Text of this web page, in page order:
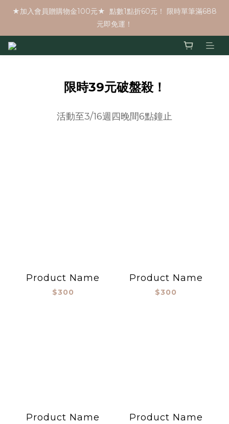
★加入會員贈購物金100元★  點數1點折60元！ 限時單筆滿688
元即免運！
限時39元破盤殺！
活動至3/16週四晚間6點鐘止
Product Name
$300
Product Name
$300
Product Name Product Name